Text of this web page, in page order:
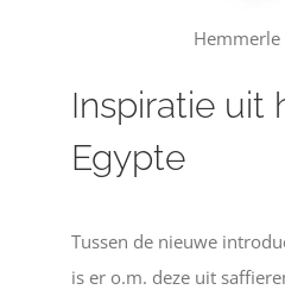
Hemmerle
Inspiratie uit
Egypte
Tussen de nieuwe
is er o.m. deze uit